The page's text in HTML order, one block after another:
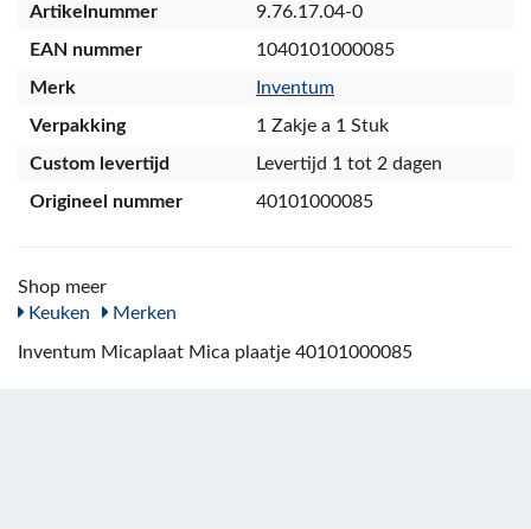
Artikelnummer
9.76.17.04-0
EAN nummer
1040101000085
Merk
Inventum
Verpakking
1 Zakje a 1 Stuk
Custom levertijd
Levertijd 1 tot 2 dagen
Origineel nummer
40101000085
Shop meer
Keuken
Merken
Inventum Micaplaat Mica plaatje 40101000085